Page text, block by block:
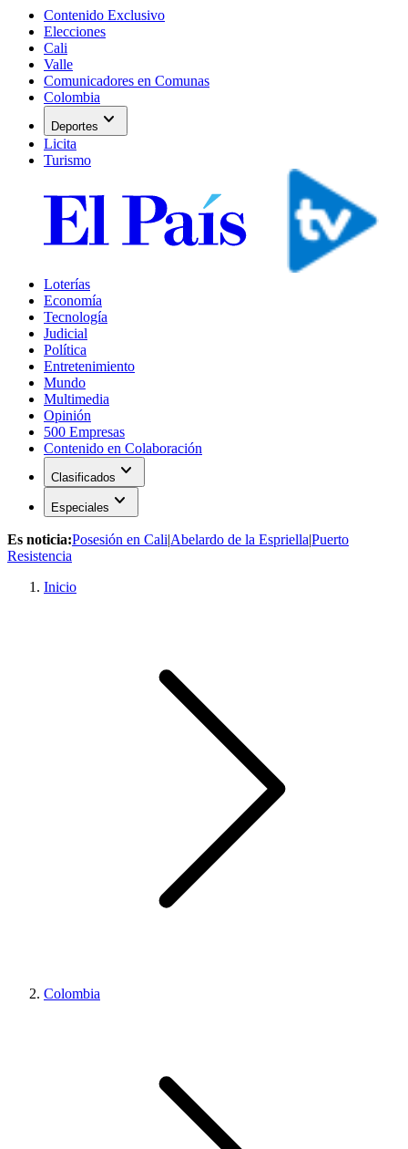
Contenido Exclusivo
Elecciones
Cali
Valle
Comunicadores en Comunas
Colombia
Deportes expand_more
Licita
Turismo
Loterías
Economía
Tecnología
Judicial
Política
Entretenimiento
Mundo
Multimedia
Opinión
500 Empresas
Contenido en Colaboración
Clasificados expand_more
Especiales expand_more
Es noticia:Posesión en Cali|Abelardo de la Espriella|Puerto
Resistencia
Inicio
Colombia